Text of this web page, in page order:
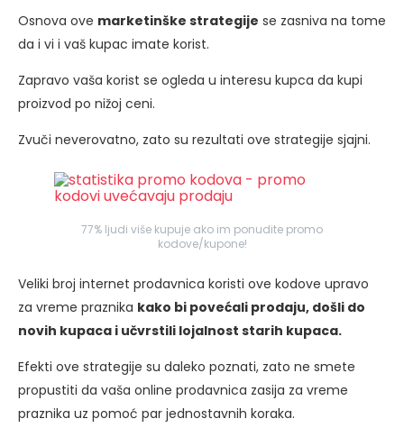
Osnova ove marketinške strategije se zasniva na tome
da i vi i vaš kupac imate korist.
Zapravo vaša korist se ogleda u interesu kupca da kupi
proizvod po nižoj ceni.
Zvuči neverovatno, zato su rezultati ove strategije sjajni.
77% ljudi više kupuje ako im ponudite promo
kodove/kupone!
Veliki broj internet prodavnica koristi ove kodove upravo
za vreme praznika kako bi povećali prodaju, došli do
novih kupaca i učvrstili lojalnost starih kupaca.
Efekti ove strategije su daleko poznati, zato ne smete
propustiti da vaša online prodavnica zasija za vreme
praznika uz pomoć par jednostavnih koraka.